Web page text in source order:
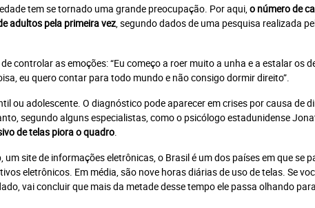
tem se tornado uma grande preocupação. Por aqui, o número de
adultos pela primeira vez , segundo dados de uma pesquisa realizada
controlar as emoções: “Eu começo a roer muito a unha e a estalar os
eu quero contar para todo mundo e não consigo dormir direito”.
ou adolescente. O diagnóstico pode aparecer em crises por causa de
segundo alguns especialistas, como o psicólogo estadunidense
de telas piora o quadro
site de informações eletrônicas, o Brasil é um dos países em que se
eletrônicos. Em média, são nove horas diárias de uso de telas. Se
vai concluir que mais da metade desse tempo ele passa olhando
atingiu o limite de acessos
Assine e tenha acesso ilimitado aos conteúdos Planeta Notícia.